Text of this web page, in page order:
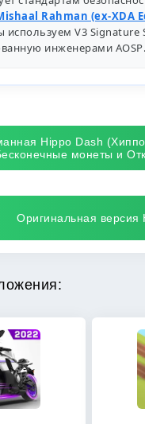
Rahman (ex-XDA
используем V3 Signature
инженерами AOSP.
Hippo Dash
монеты и
Оригинальная версия